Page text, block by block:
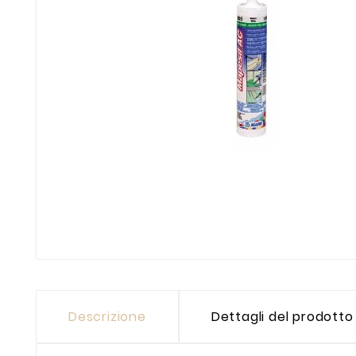
Descrizione Dettagli del prodotto